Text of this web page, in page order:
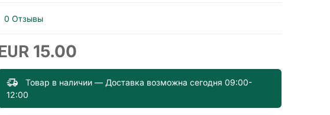
0 Отзывы
15.00
Товар в наличии — Доставка возможна сегодня 09:00-
12:00